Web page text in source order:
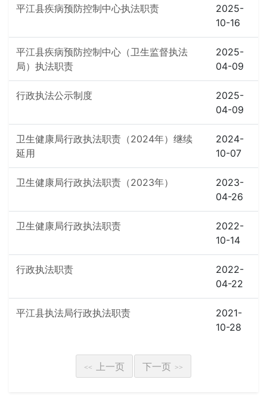
平江县疾病预防控制中心执法职责
2025-
10-16
平江县疾病预防控制中心（卫生监督执法
局）执法职责
2025-
04-09
行政执法公示制度
2025-
04-09
卫生健康局行政执法职责（2024年）继续
延用
2024-
10-07
卫生健康局行政执法职责（2023年）
2023-
04-26
卫生健康局行政执法职责
2022-
10-14
行政执法职责
2022-
04-22
平江县执法局行政执法职责
2021-
10-28
<< 上一页 下一页 >>